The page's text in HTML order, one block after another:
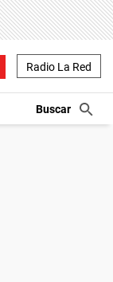
Radio La Red